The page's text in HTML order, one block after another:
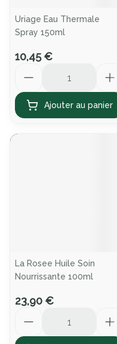
Uriage Eau Thermale
Spray 150ml
10,45 €
Ajouter au panier
La Rosee Huile Soin
Nourrissante 100ml
23,90 €